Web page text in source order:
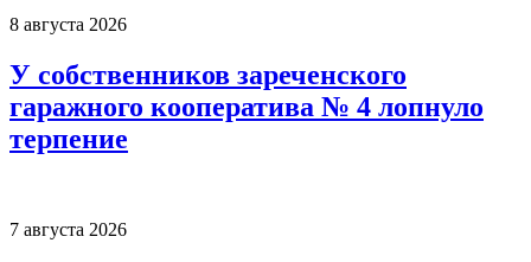
8 августа 2026
У собственников зареченского
гаражного кооператива № 4 лопнуло
терпение
7 августа 2026